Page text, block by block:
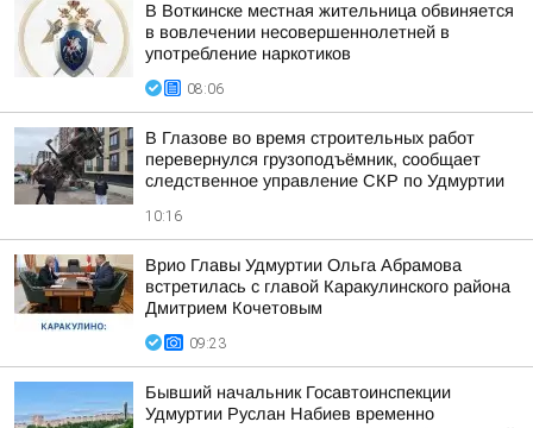
В Воткинске местная жительница обвиняется
в вовлечении несовершеннолетней в
употребление наркотиков
08:06
В Глазове во время строительных работ
перевернулся грузоподъёмник, сообщает
следственное управление СКР по Удмуртии
10:16
Врио Главы Удмуртии Ольга Абрамова
встретилась с главой Каракулинского района
Дмитрием Кочетовым
09:23
Бывший начальник Госавтоинспекции
Удмуртии Руслан Набиев временно